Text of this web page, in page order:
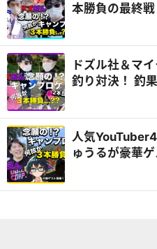
本勝負の最終
ドズル社＆マ
釣り対決！ 釣
人気
ゅうるが豪華